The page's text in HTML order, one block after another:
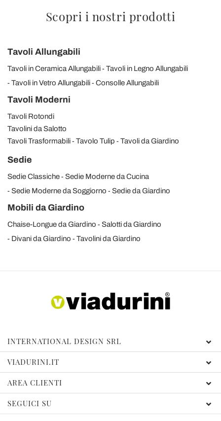
Scopri i nostri prodotti
Tavoli Allungabili
Tavoli in Ceramica Allungabili
Tavoli in Legno Allungabili
Tavoli in Vetro Allungabili
Consolle Allungabili
Tavoli Moderni
Tavoli Rotondi
Tavolini da Salotto
Tavoli Trasformabili
Tavolo Tulip Tavoli da Giardino
Sedie
Sedie Classiche
Sedie Moderne da Cucina
Sedie Moderne da Soggiorno
Sedie da Giardino
Mobili da Giardino
Chaise-Longue da Giardino
Salotti da Giardino
Divani da Giardino
Tavolini da Giardino
INTERNATIONAL DESIGN SRL
VIADURINI.IT
AREA CLIENTI
SEGUICI SU